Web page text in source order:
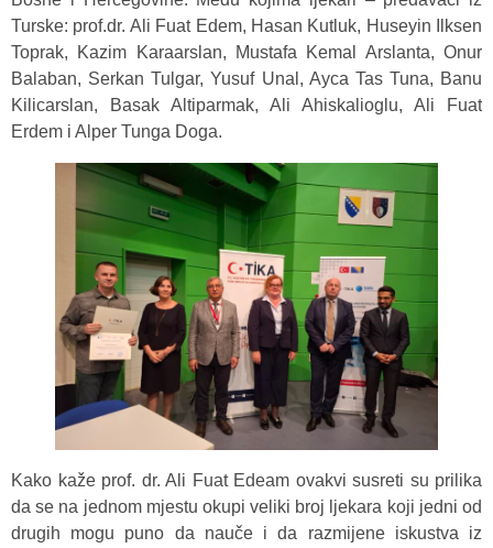
Turske: prof.dr. Ali Fuat Edem, Hasan Kutluk, Huseyin Ilksen
Toprak, Kazim Karaarslan, Mustafa Kemal Arslanta, Onur
Balaban, Serkan Tulgar, Yusuf Unal, Ayca Tas Tuna, Banu
Kilicarslan, Basak Altiparmak, Ali Ahiskalioglu, Ali Fuat
Erdem i Alper Tunga Doga.
Kako kaže prof. dr. Ali Fuat Edeam ovakvi susreti su prilika
da se na jednom mjestu okupi veliki broj ljekara koji jedni od
drugih mogu puno da nauče i da razmijene iskustva iz